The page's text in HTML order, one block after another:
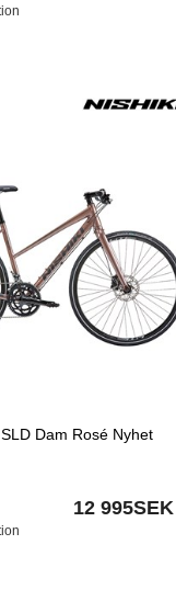
Dam Rosé Nyhet
12 995SEK